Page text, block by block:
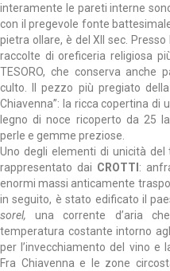
interamente le pareti interne
con il pregevole fonte
pietra ollare, è del XII sec.
raccolte di oreficeria religiosa più
TESORO, che conserva anche
culto. Il pezzo più pregiato
Chiavenna”: la ricca copertina di
legno di noce ricoperto da 25
perle e gemme preziose.
Uno degli elementi di unicità
rappresentato dai CROTTI :
enormi massi anticamente
in seguito, è stato edificato il
sorel,una corrente d’aria
temperatura costante intorno
per l’invecchiamento del vino e
Fra Chiavenna e le zone